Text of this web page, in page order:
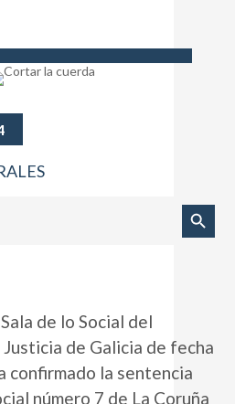
Botón de búsqueda
de lo Social del
de Galicia de fecha
confirmado la sentencia
número 7 de La Coruña